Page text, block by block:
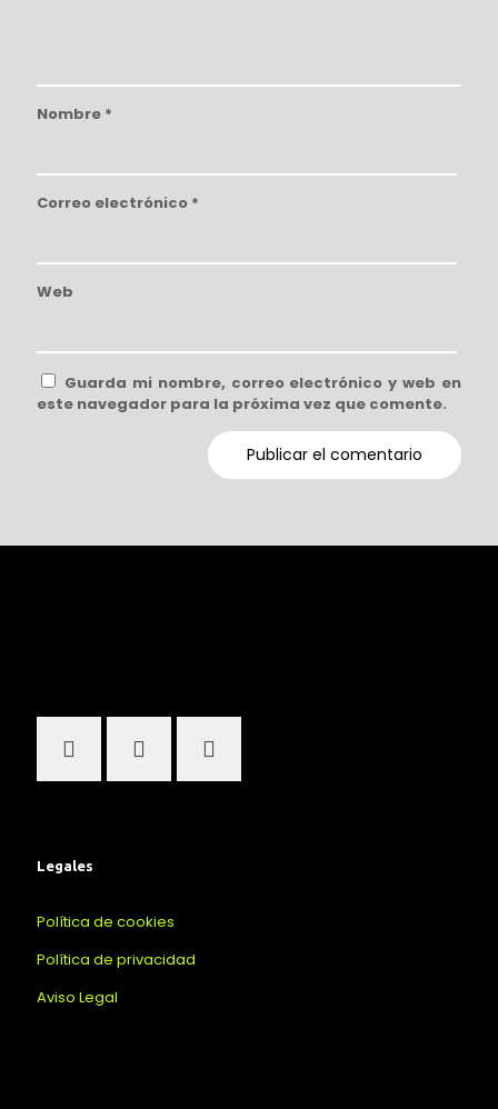
Nombre *
Correo electrónico *
Web
Guarda mi nombre, correo electrónico y web en
este navegador para la próxima vez que comente.
Legales
Política de cookies
Política de privacidad
Aviso Legal